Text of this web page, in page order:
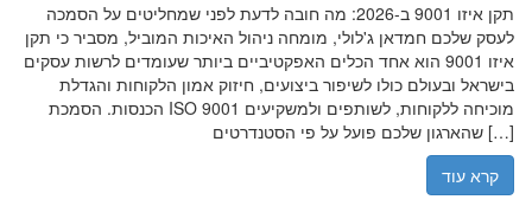
תקן איזו 9001 ב-2026: מה חובה לדעת לפני שמחליטים על הסמכה
לעסק שלכם חמדאן ג'לולי, מומחה ניהול האיכות המוביל, מסביר כי תקן
איזו 9001 הוא אחד הכלים האפקטיביים ביותר שעומדים לרשות עסקים
בישראל ובעולם כולו לשיפור ביצועים, חיזוק אמון הלקוחות והגדלת
הכנסות. הסמכת ISO 9001 מוכיחה ללקוחות, לשותפים ולמשקיעים
שהארגון שלכם פועל על פי הסטנדרטים […]
קרא עוד